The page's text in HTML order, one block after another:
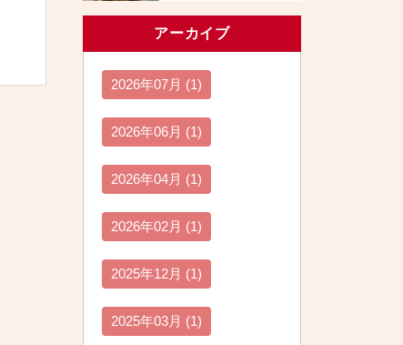
アーカイブ
2026年07月 (1)
2026年06月 (1)
2026年04月 (1)
2026年02月 (1)
2025年12月 (1)
2025年03月 (1)